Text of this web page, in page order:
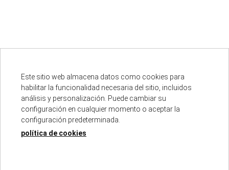
Punto oficial
Este sitio web almacena datos como cookies para
habilitar la funcionalidad necesaria del sitio, incluidos
análisis y personalización. Puede cambiar su
configuración en cualquier momento o aceptar la
configuración predeterminada.
política de cookies